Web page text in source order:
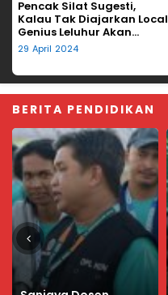
Pencak Silat Sugesti,
Kalau Tak Diajarkan Local
Genius Leluhur Akan
Hilang
29 April 2024
BERITA PENDIDIKAN